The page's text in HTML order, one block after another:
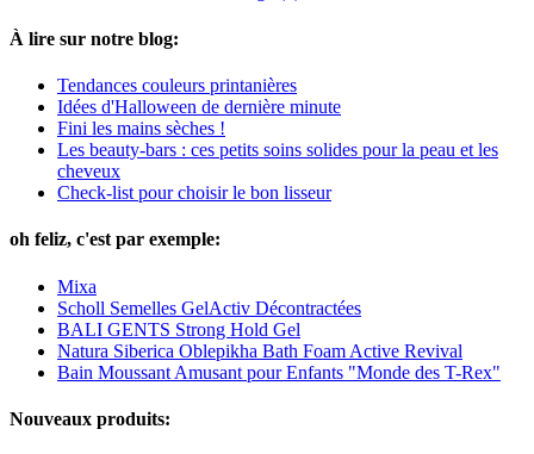
À lire sur notre blog:
Tendances couleurs printanières
Idées d'Halloween de dernière minute
Fini les mains sèches !
Les beauty-bars : ces petits soins solides pour la peau et les
cheveux
Check-list pour choisir le bon lisseur
oh feliz, c'est par exemple:
Mixa
Scholl Semelles GelActiv Décontractées
BALI GENTS Strong Hold Gel
Natura Siberica Oblepikha Bath Foam Active Revival
Bain Moussant Amusant pour Enfants "Monde des T-Rex"
Nouveaux produits: